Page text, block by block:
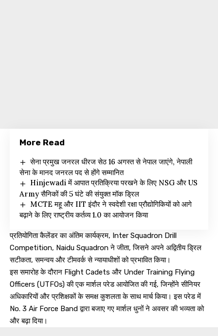
More Read
सेना प्रमुख जनरल धीरज सेठ 16 अगस्त से नेपाल जाएंगे, नेपाली
सेना के मानद जनरल पद से होंगे सम्मानित
Hinjewadi में आपात प्रतिक्रिया परखने के लिए NSG और US
Army सैनिकों की 5 घंटे की संयुक्त मॉक ड्रिल
MCTE महू और IIT इंदौर ने स्वदेशी रक्षा प्रौद्योगिकियों को आगे
बढ़ाने के लिए राष्ट्रीय कर्तव्य 1.0 का आयोजन किया
प्रतियोगिता कैलेंडर का अंतिम कार्यक्रम, Inter Squadron Drill
Competition, Naidu Squadron ने जीता, जिसने अपने अद्वितीय ड्रिल
सटीकता, समन्वय और टीमवर्क से न्यायाधीशों को प्रभावित किया।
इस समारोह के दौरान Flight Cadets और Under Training Flying
Officers (UTFOs) की एक मार्शल परेड आयोजित की गई, जिन्होंने सीनियर
अधिकारियों और प्रशिक्षकों के समक्ष कुशलता के साथ मार्च किया। इस परेड में
No. 3 Air Force Band द्वारा बजाए गए मार्शल धुनों ने अवसर की भव्यता को
और बढ़ा दिया।